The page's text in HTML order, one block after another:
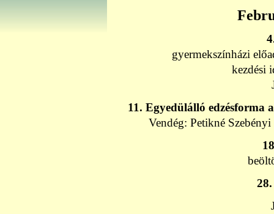
gyermekszínházi
kezdési
11. Egyedülálló edzésforma
Vendég: Petikné